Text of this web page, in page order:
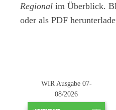
Regional im Überblick.
oder als PDF
WIR Ausgabe 07-
08/2026